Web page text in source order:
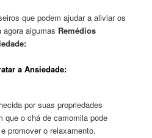
que podem ajudar a aliviar os
algumas Remédios
a Ansiedade:
por suas propriedades
que o chá de camomila pode
promover o relaxamento.